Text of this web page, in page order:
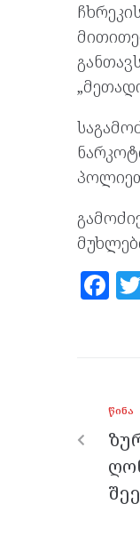
F
o
o
k
ᲬᲘᲜᲐ